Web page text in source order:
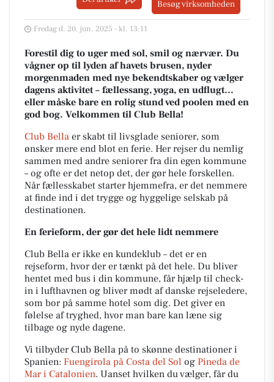
Besøg virksomheden
Fredag d. 20. jun. 2025 - kl. 13:11
Forestil dig to uger med sol, smil og nærvær. Du
vågner op til lyden af havets brusen, nyder
morgenmaden med nye bekendtskaber og vælger
dagens aktivitet – fællessang, yoga, en udflugt…
eller måske bare en rolig stund ved poolen med en
god bog. Velkommen til Club Bella!
Club Bella er skabt til livsglade seniorer, som
ønsker mere end blot en ferie. Her rejser du nemlig
sammen med andre seniorer fra din egen kommune
– og ofte er det netop det, der gør hele forskellen.
Når fællesskabet starter hjemmefra, er det nemmere
at finde ind i det trygge og hyggelige selskab på
destinationen.
En ferieform, der gør det hele lidt nemmere
Club Bella er ikke en kundeklub – det er en
rejseform, hvor der er tænkt på det hele. Du bliver
hentet med bus i din kommune, får hjælp til check-
in i lufthavnen og bliver mødt af danske rejseledere,
som bor på samme hotel som dig. Det giver en
følelse af tryghed, hvor man bare kan læne sig
tilbage og nyde dagene.
Vi tilbyder Club Bella på to skønne destinationer i
Spanien: Fuengirola på Costa del Sol og Pineda de
Mar i Catalonien. Uanset hvilken du vælger, får du